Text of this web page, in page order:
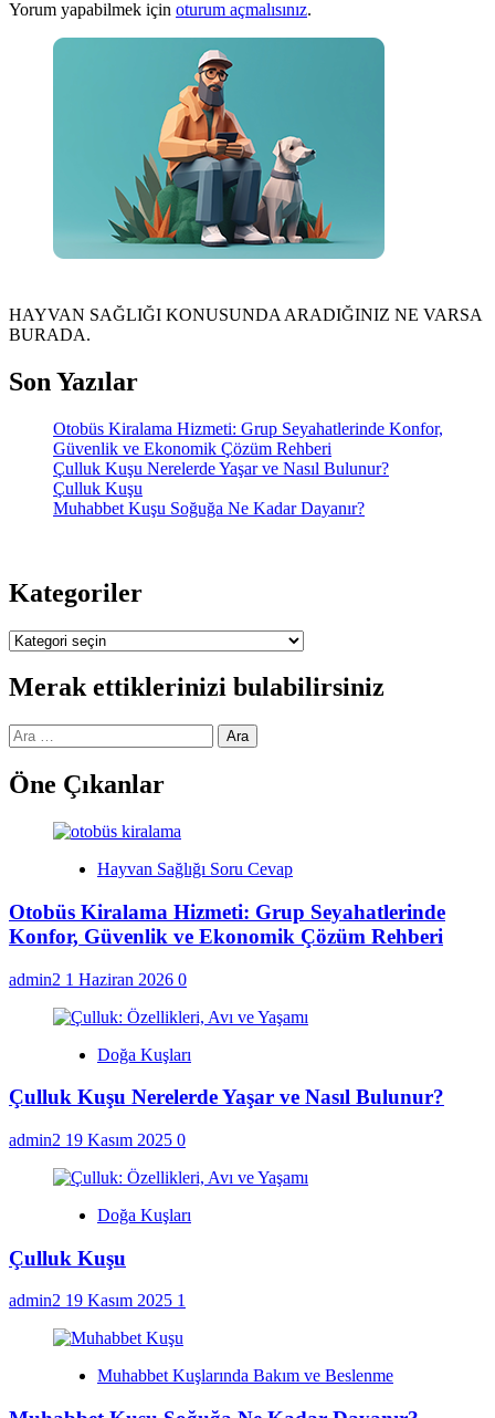
Yorum yapabilmek için oturum açmalısınız.
HAYVAN SAĞLIĞI KONUSUNDA ARADIĞINIZ NE VARSA
BURADA.
Son Yazılar
Otobüs Kiralama Hizmeti: Grup Seyahatlerinde Konfor,
Güvenlik ve Ekonomik Çözüm Rehberi
Çulluk Kuşu Nerelerde Yaşar ve Nasıl Bulunur?
Çulluk Kuşu
Muhabbet Kuşu Soğuğa Ne Kadar Dayanır?
Kategoriler
Kategoriler
Merak ettiklerinizi bulabilirsiniz
Arama:
Öne Çıkanlar
Hayvan Sağlığı Soru Cevap
Otobüs Kiralama Hizmeti: Grup Seyahatlerinde
Konfor, Güvenlik ve Ekonomik Çözüm Rehberi
admin2 1 Haziran 2026 0
Doğa Kuşları
Çulluk Kuşu Nerelerde Yaşar ve Nasıl Bulunur?
admin2 19 Kasım 2025 0
Doğa Kuşları
Çulluk Kuşu
admin2 19 Kasım 2025 1
Muhabbet Kuşlarında Bakım ve Beslenme